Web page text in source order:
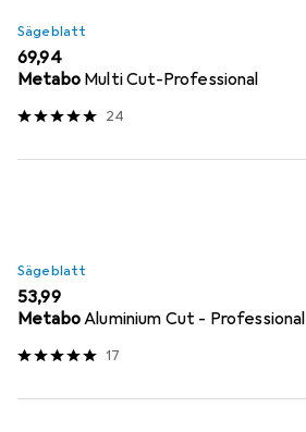
Sägeblatt
EUR
69,94
Metabo Multi Cut-Professional
24
Sägeblatt
EUR
53,99
MetaboAluminium Cut - Professional
17